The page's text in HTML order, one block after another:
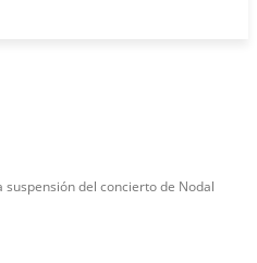
suspensión del concierto de Nodal